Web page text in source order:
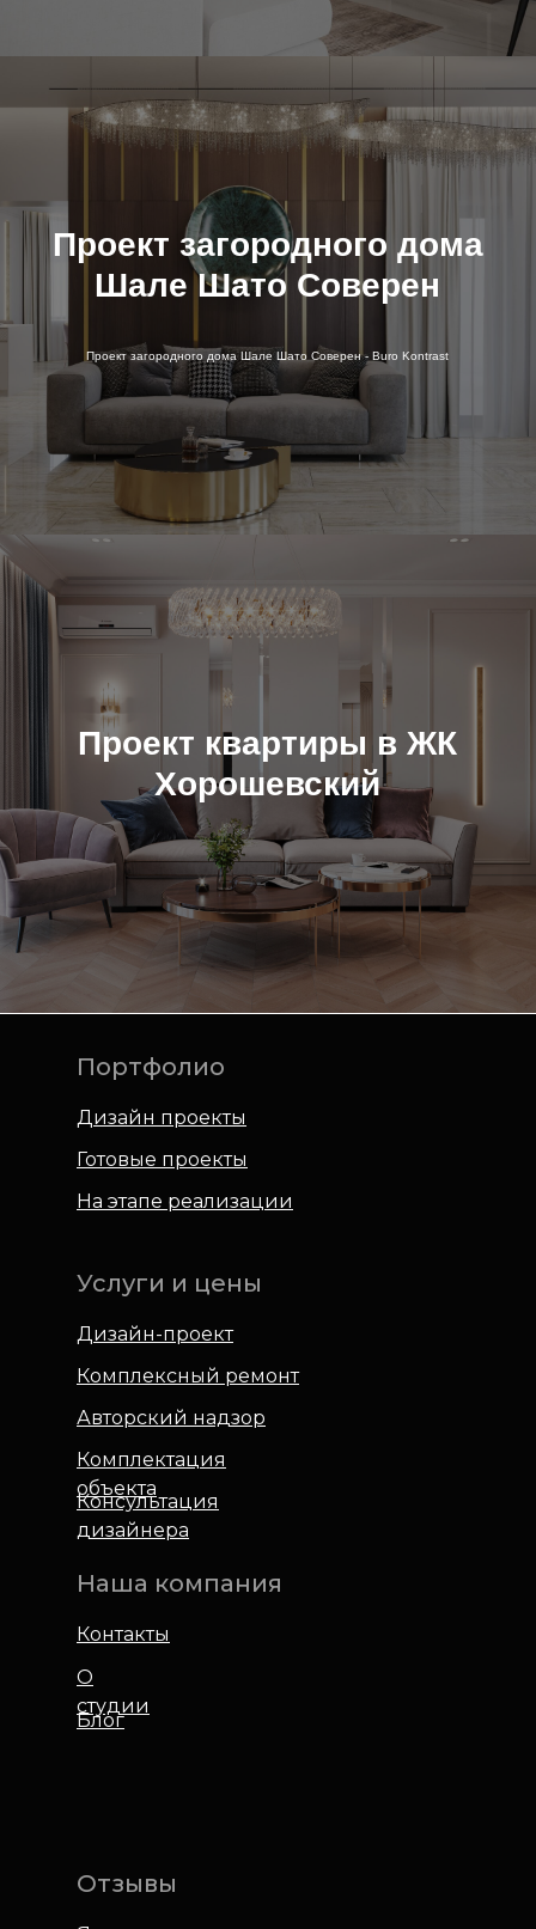
Проект загородного дома
Шале Шато Соверен
Проект загородного дома Шале Шато Соверен - Buro Kontrast
Проект квартиры в ЖК
Хорошевский
Портфолио
Дизайн проекты
Готовые проекты
На этапе реализации
Услуги и цены
Дизайн-проект
Комплексный ремонт
Авторский надзор
Наша компания
Контакты
Комплектация
объекта
О
студии
Отзывы
Консультация
дизайнера
Блог